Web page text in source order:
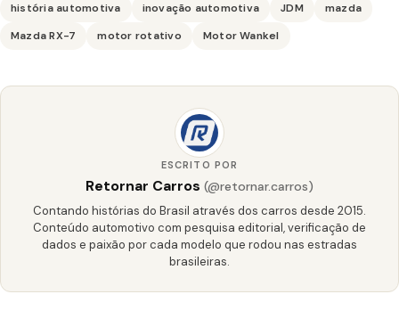
história automotiva
inovação automotiva JDM
mazda
Mazda RX-7
motor rotativo Motor Wankel
ESCRITO POR
Retornar Carros (@retornar.carros)
Contando histórias do Brasil através dos carros desde 2015.
Conteúdo automotivo com pesquisa editorial, verificação de
dados e paixão por cada modelo que rodou nas estradas
brasileiras.